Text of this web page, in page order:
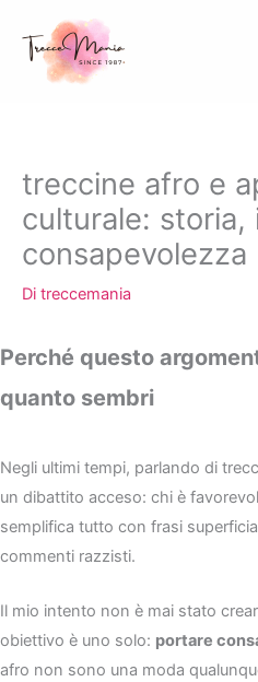
contenuto
treccine afro e
culturale: storia,
consapevolezza
Di treccemania
Perché questo
quanto sembri
Negli ultimi tempi, parlando di
un dibattito acceso: chi è
semplifica tutto con frasi
commenti razzisti.
Il mio intento non è mai stato
obiettivo è uno solo: portare
afro non sono una moda